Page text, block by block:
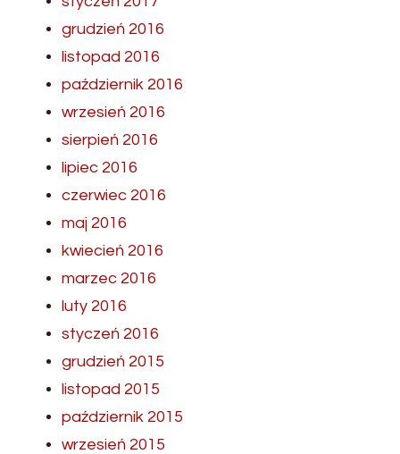
grudzień 2016
listopad 2016
październik 2016
wrzesień 2016
sierpień 2016
lipiec 2016
czerwiec 2016
maj 2016
kwiecień 2016
marzec 2016
luty 2016
styczeń 2016
grudzień 2015
listopad 2015
październik 2015
wrzesień 2015